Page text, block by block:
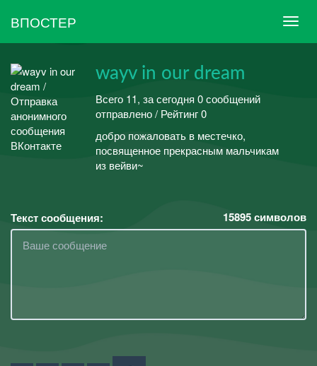
ВПОСТЕР
wayv in our dream
Всего 11, за сегодня 0 сообщений
отправлено / Рейтинг 0
добро пожаловать в местечко,
посвященное прекрасным мальчикам
из вейви~
Текст сообщения: 15895символов